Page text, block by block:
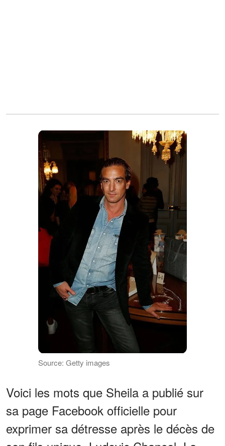
Source: Getty images
Voici les mots que Sheila a publié sur
sa page Facebook officielle pour
exprimer sa détresse après le décès de